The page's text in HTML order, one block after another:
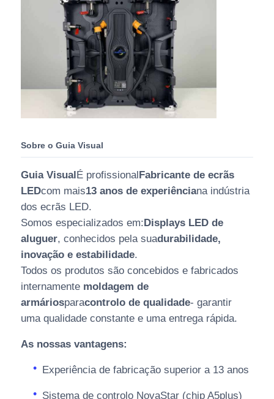
Sobre o Guia Visual
Guia VisualÉ profissionalFabricante de ecrãs
LEDcom mais13 anos de experiênciana indústria
dos ecrãs LED.
Somos especializados em:Displays LED de
aluguer, conhecidos pela suadurabilidade,
inovação e estabilidade.
Todos os produtos são concebidos e fabricados
internamente moldagem de
armáriosparacontrolo de qualidade- garantir
uma qualidade constante e uma entrega rápida.
As nossas vantagens:
Experiência de fabricação superior a 13 anos
Sistema de controlo NovaStar (chip A5plus)